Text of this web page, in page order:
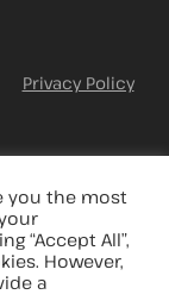
Privacy Policy
you the most
“Accept All”,
However,
a